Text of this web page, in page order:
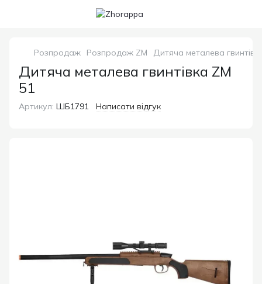
Розпродаж Розпродаж ZM Дитяча металева
Дитяча металева гвинтівка ZM
51
Артикул: ШБ1791 Написати відгук